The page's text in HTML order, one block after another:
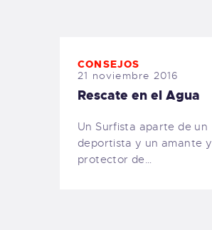
CONSEJOS
21 noviembre 2016
Rescate en el Agua
Un Surfista aparte de un
deportista y un amante y
protector de…